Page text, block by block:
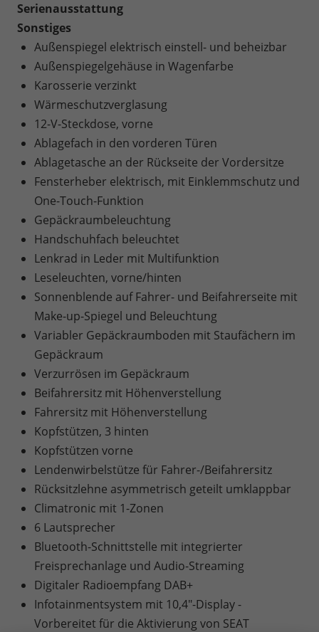
Serienausstattung
Sonstiges
Außenspiegel elektrisch einstell- und beheizbar
Außenspiegelgehäuse in Wagenfarbe
Karosserie verzinkt
Wärmeschutzverglasung
12-V-Steckdose, vorne
Ablagefach in den vorderen Türen
Ablagetasche an der Rückseite der Vordersitze
Fensterheber elektrisch, mit Einklemmschutz und
One-Touch-Funktion
Gepäckraumbeleuchtung
Handschuhfach beleuchtet
Lenkrad in Leder mit Multifunktion
Leseleuchten, vorne/hinten
Sonnenblende auf Fahrer- und Beifahrerseite mit
Make-up-Spiegel und Beleuchtung
Variabler Gepäckraumboden mit Staufächern im
Gepäckraum
Verzurrösen im Gepäckraum
Beifahrersitz mit Höhenverstellung
Fahrersitz mit Höhenverstellung
Kopfstützen, 3 hinten
Kopfstützen vorne
Lendenwirbelstütze für Fahrer-/Beifahrersitz
Rücksitzlehne asymmetrisch geteilt umklappbar
Climatronic mit 1-Zonen
6 Lautsprecher
Bluetooth-Schnittstelle mit integrierter
Freisprechanlage und Audio-Streaming
Digitaler Radioempfang DAB+
Infotainmentsystem mit 10,4"-Display -
Vorbereitet für die Aktivierung von SEAT